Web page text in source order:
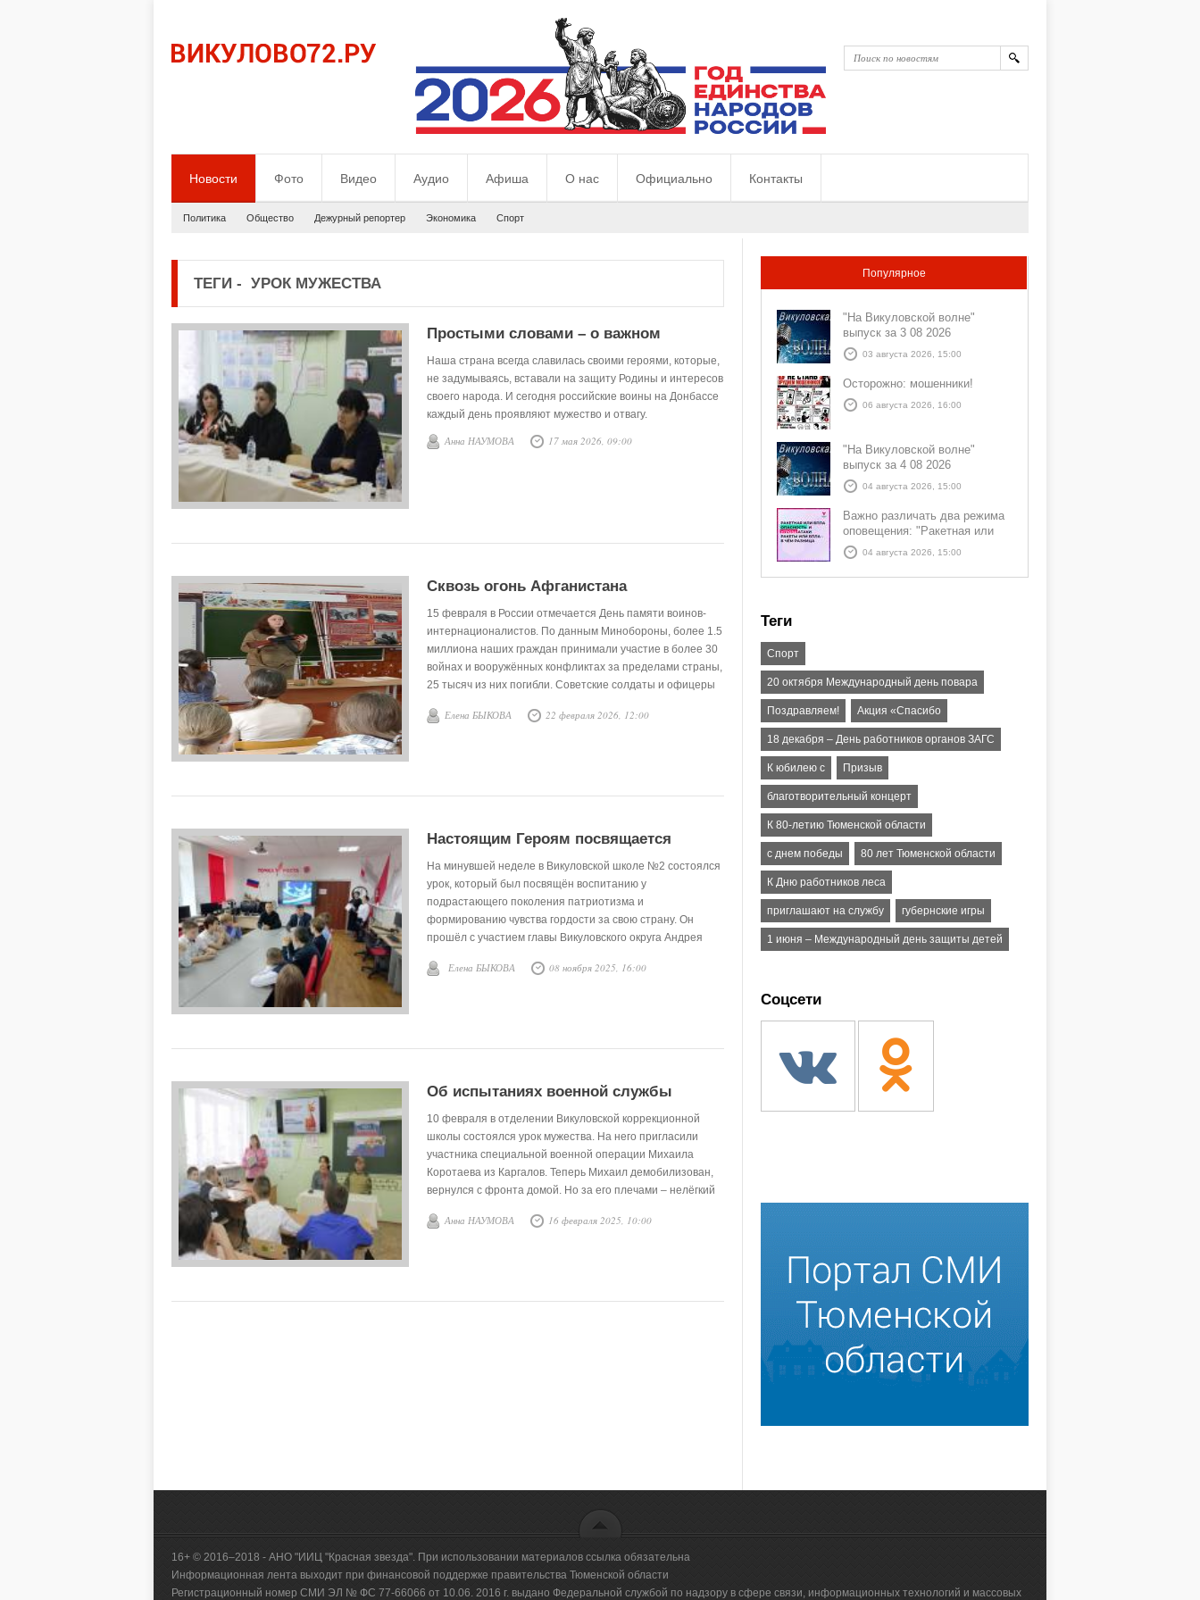
Новости Фото Видео Аудио Афиша О нас Официально Контакты
Политика Общество Дежурный репортер Экономика Спорт
ТЕГИ - УРОК МУЖЕСТВА
Простыми словами – о важном
Наша страна всегда славилась своими героями, которые,
не задумываясь, вставали на защиту Родины и интересов
своего народа. И сегодня российские воины на Донбассе
каждый день проявляют мужество и отвагу.
Анна НАУМОВА 17 мая 2026, 09:00
Сквозь огонь Афганистана
15 февраля в России отмечается День памяти воинов-
интернационалистов. По данным Минобороны, более 1.5
миллиона наших граждан принимали участие в более 30
войнах и вооружённых конфликтах за пределами страны,
25 тысяч из них погибли. Советские солдаты и офицеры
Анголе, Эфиопии, Никарагуа, на Кубе, в Афганистане и
Елена БЫКОВА 22 февраля 2026, 12:00
Настоящим Героям посвящается
На минувшей неделе в Викуловской школе №2 состоялся
урок, который был посвящён воспитанию у
подрастающего поколения патриотизма и
формированию чувства гордости за свою страну. Он
прошёл с участием главы Викуловского округа Андрея
проекта «Боевой кадровый резерв Тюменской области»,
Елена БЫКОВА 08 ноября 2025, 16:00
Об испытаниях военной службы
10 февраля в отделении Викуловской коррекционной
школы состоялся урок мужества. На него пригласили
участника специальной военной операции Михаила
Коротаева из Каргалов. Теперь Михаил демобилизован,
вернулся с фронта домой. Но за его плечами – нелёгкий
который он прошёл, выполняя в зоне военных действий
Анна НАУМОВА 16 февраля 2025, 10:00
Популярное
"На Викуловской волне"
выпуск за 3 08 2026
03 августа 2026, 15:00
Осторожно: мошенники!
06 августа 2026, 16:00
"На Викуловской волне"
выпуск за 4 08 2026
04 августа 2026, 15:00
Важно различать два режима
оповещения: "Ракетная или
БПЛА опасность" и "Угроза
атаки ракеты или БПЛА"
04 августа 2026, 15:00
Теги
Спорт
20 октября Международный день повара
Поздравляем! Акция «Спасибо
18 декабря – День работников органов ЗАГС
К юбилею с Призыв
благотворительный концерт
К 80-летию Тюменской области
с днем победы 80 лет Тюменской области
К Дню работников леса
приглашают на службу губернские игры
1 июня – Международный день защиты детей
Соцсети
16+ © 2016–2018 - АНО "ИИЦ "Красная звезда". При использовании материалов ссылка обязательна
Информационная лента выходит при финансовой поддержке правительства Тюменской области
Регистрационный номер СМИ ЭЛ № ФС 77-66066 от 10.06. 2016 г. выдано Федеральной службой по надзору в сфере связи, информационных технологий и массовых